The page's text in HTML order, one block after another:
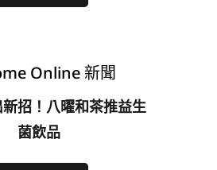
Online 新聞
招！八曜和茶推益生
菌飲品